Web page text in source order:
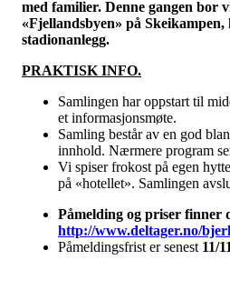
med familier. Denne gangen bor
«Fjellandsbyen» på
stadionanlegg.
PRAKTISK INFO.
Samlingen har oppstart til
et informasjonsmøte.
Samling består av en god
innhold. Nærmere program
Vi spiser frokost på egen
på «hotellet». Samlingen
Påmelding og priser finner
http://www.deltager.no/
Påmeldingsfrist er senest 11/11